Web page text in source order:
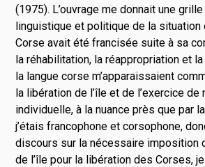
(1975). L’ouvrage me donnait une grille
linguistique et politique de la situation
Corse avait été francisée suite à sa
la réhabilitation, la réappropriation et
la langue corse m’apparaissaient
la libération de l’île et de l’exercice
individuelle, à la nuance près que par
j’étais francophone et corsophone,
discours sur la nécessaire imposition
de l’île pour la libération des Corses,